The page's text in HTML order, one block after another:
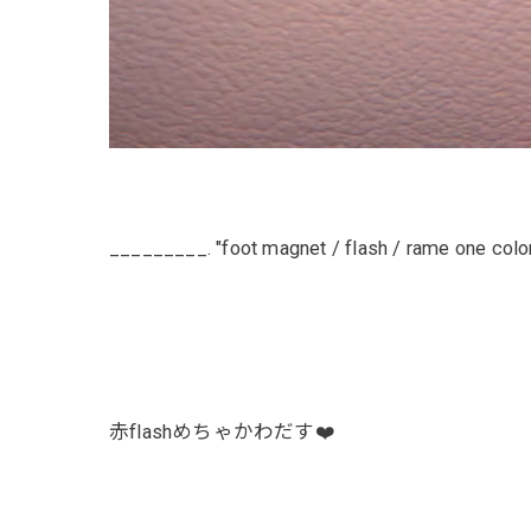
_________. "foot magnet / flash / rame one
赤flashめちゃかわだす❤️